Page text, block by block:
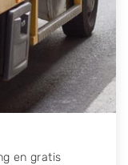
Hyundai,
Nissan, Opel,
Suzuki, Tesla,
en gratis